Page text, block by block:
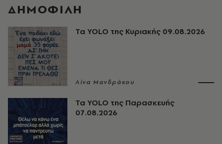
ΔΗΜΟΦΙΛΗ
Τα YOLO της Κυριακής 09.08.2026
Λίνα Μανδράκου
Τα YOLO της Παρασκευής
07.08.2026